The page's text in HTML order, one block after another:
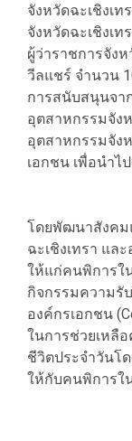
จังหวัดฉะเชิงเ
จังหวัดฉะเชิงเ
ผู้ว่าราชการจัง
วีลแชร์ จำนวน
การสนับสนุนจา
อุตสาหกรรมจัง
อุตสาหกรรมจัง
เอกชน เพื่อนำ
โดยพัฒนาสังคม
ฉะเชิงเทรา แล
ให้แก่คนพิการใ
กิจกรรมความรั
องค์กรเอกชน
ในการช่วยเหลื
ชีวิตประจำวันโ
ให้กับคนพิการใ